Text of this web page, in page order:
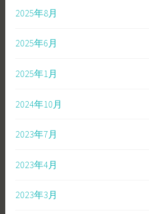
2025年8月
2025年6月
2025年1月
2024年10月
2023年7月
2023年4月
2023年3月